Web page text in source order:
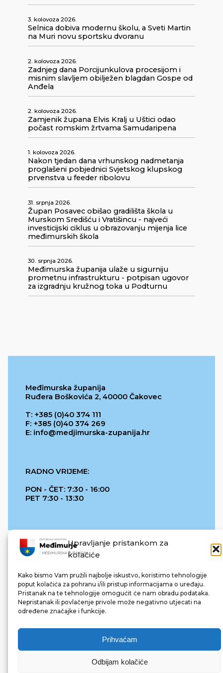
Upravljanje pristankom za
kolačiće
Kako bismo Vam pružili najbolje iskustvo, koristimo tehnologije
poput kolačića za pohranu i/ili pristup informacijama o uređaju.
Pristanak na te tehnologije omogućit će nam obradu podataka.
Nepristanak ili povlačenje privole može negativno utjecati na
određene značajke i funkcije.
Prihvaćam
Odbijam kolačiće
3. kolovoza 2026.
Selnica dobiva modernu školu, a Sveti Martin
na Muri novu sportsku dvoranu
2. kolovoza 2026.
Zadnjeg dana Porcijunkulova procesijom i
misnim slavljem obilježen blagdan Gospe od
Anđela
2. kolovoza 2026.
Zamjenik župana Elvis Kralj u Uštici odao
počast romskim žrtvama Samudaripena
1. kolovoza 2026.
Nakon tjedan dana vrhunskog nadmetanja
proglašeni pobjednici Svjetskog klupskog
prvenstva u feeder ribolovu
31. srpnja 2026.
Župan Posavec obišao gradilišta škola u
Murskom Središću i Vratišincu - najveći
investicijski ciklus u obrazovanju mijenja lice
međimurskih škola
30. srpnja 2026.
Međimurska županija ulaže u sigurniju
prometnu infrastrukturu - potpisan ugovor
za izgradnju kružnog toka u Podturnu
Međimurska županija
Ruđera Boškovića 2, 40000 Čakovec
T: +385 (0)40 374 111
F: +385 (0)40 374 269
E: info@medjimurska-zupanija.hr
RADNO VRIJEME:
PON - ČET: 7:30 - 16:00
PET 7:30 - 13:30
REPUBLIKA HRVATSKA
© 2022 Međimurska županija. Sva prava pridržana.